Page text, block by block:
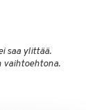
saa ylittää.
vaihtoehtona.